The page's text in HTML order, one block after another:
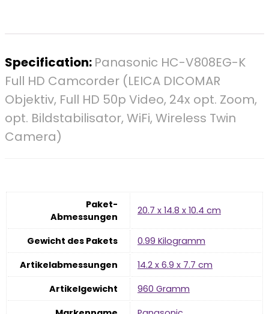
Specification: Panasonic HC-V808EG-K
Full HD Camcorder (LEICA DICOMAR
Objektiv, Full HD 50p Video, 24x opt. Zoom,
opt. Bildstabilisator, WiFi, Wireless Twin
Camera)
Paket-
Abmessungen
‎20.7 x 14.8 x 10.4 cm
Gewicht des Pakets
‎0.99 Kilogramm
Artikelabmessungen
‎14.2 x 6.9 x 7.7 cm
Artikelgewicht
‎960 Gramm